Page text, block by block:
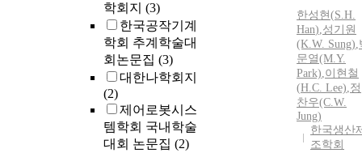
학회지 (3)
한국공작기계
학회 추계학술대
회논문집 (3)
대한나학회지
(2)
제어로봇시스
템학회 국내학술
대회 논문집 (2)
한성현(S.H.
Han),성기원
(K.W. Sung),
문열(M.Y.
Park),이현철
(H.C. Lee),정
찬우(C.W.
Jung)
한국생산
조학회